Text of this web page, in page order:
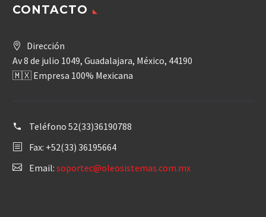
CONTACTO
Dirección
Av 8 de julio 1049, Guadalajara, México, 44190
🇲🇽 Empresa 100% Mexicana
Teléfono 52(33)36190788
Fax: +52(33) 36195664
Email: soportec@oleosistemas.com.mx